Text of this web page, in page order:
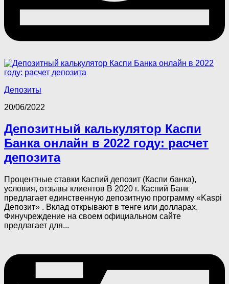
Депозиты
20/06/2022
Депозитный калькулятор Каспи
Банка онлайн в 2022 году: расчет
депозита
Процентные ставки Каспий депозит (Каспи банка),
условия, отзывы клиентов В 2020 г. Каспий Банк
предлагает единственную депозитную программу «Kaspi
Депозит» . Вклад открывают в тенге или долларах.
Финучреждение на своем официальном сайте
предлагает для...